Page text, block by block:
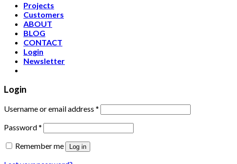
Projects
Customers
ABOUT
BLOG
CONTACT
Login
Newsletter
Login
Username or email address *
Password*
Remember me
Log in